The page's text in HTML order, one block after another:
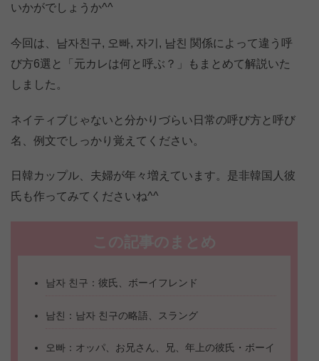
いかがでしょうか^^
今回は、남자친구, 오빠, 자기, 남친 関係によって違う呼
び方6選と「元カレは何と呼ぶ？」もまとめて解説いた
しました。
ネイティブじゃないと分かりづらい日常の呼び方と呼び
名、例文でしっかり覚えてください。
日韓カップル、夫婦が年々増えています。是非韓国人彼
氏も作ってみてくださいね^^
この記事のまとめ
남자 친구：彼氏、ボーイフレンド
남친：남자 친구の略語、スラング
오빠：オッパ、お兄さん、兄、年上の彼氏・ボーイ